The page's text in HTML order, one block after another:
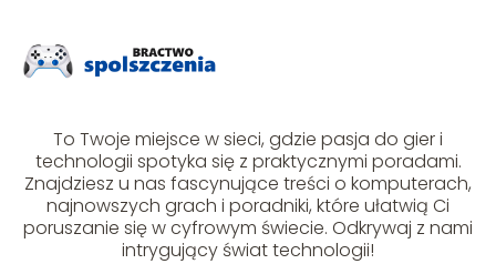
To Twoje miejsce w sieci, gdzie pasja do gier i
technologii spotyka się z praktycznymi poradami.
Znajdziesz u nas fascynujące treści o komputerach,
najnowszych grach i poradniki, które ułatwią Ci
poruszanie się w cyfrowym świecie. Odkrywaj z nami
intrygujący świat technologii!